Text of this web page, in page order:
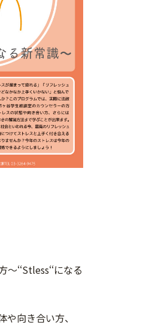
‘‘Stless‘‘になる
向き合い方、